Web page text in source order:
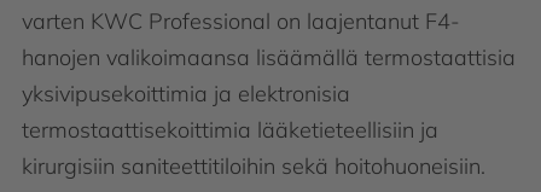
varten KWC Professional on laajentanut F4-
hanojen valikoimaansa lisäämällä termostaattisia
yksivipusekoittimia ja elektronisia
termostaattisekoittimia lääketieteellisiin ja
kirurgisiin saniteettitiloihin sekä hoitohuoneisiin.